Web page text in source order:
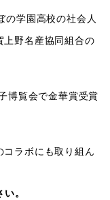
の学園高校の社会人
上野名産協同組合の
博覧会で金華賞受賞
ラボにも取り組ん
。